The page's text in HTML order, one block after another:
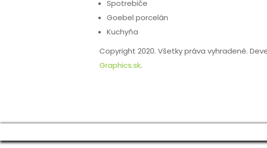
Spotrebiče
Goebel porcelán
Kuchyňa
Copyright 2020. Všetky práva vyhradené.
Graphics.sk.